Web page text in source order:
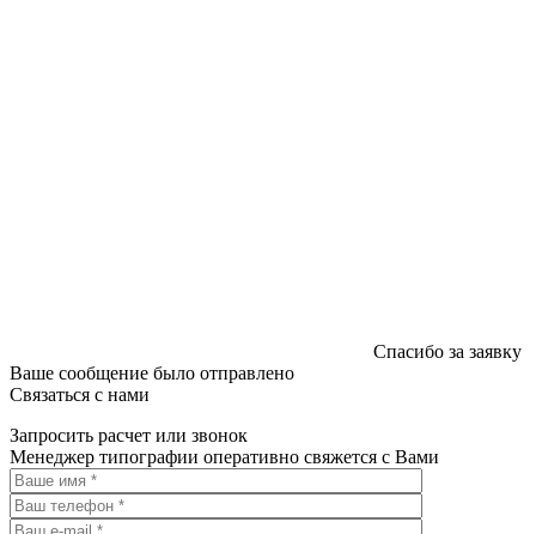
Спасибо за заявку
Ваше сообщение было отправлено
Связаться с нами
Запросить расчет или звонок
Менеджер типографии оперативно свяжется с Вами